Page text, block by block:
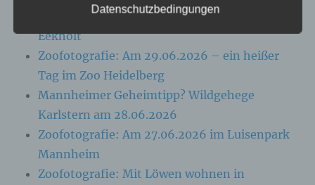
Zoofotografie: Am 13.07.2026 im Wildpark
Eekholt
Zoofotografie: Am 29.06.2026 – ein heißer
Tag im Zoo Heidelberg
Mannheimer Geheimtipp? Wildgehege
Karlstern am 28.06.2026
Zoofotografie: Am 27.06.2026 im Luisenpark
Mannheim
Zoofotografie: Mit Löwen wohnen in
Folgenden „betroffene Person") beziehen. Als
angesehen, die direkt oder indirekt,
insbesondere mittels Zuordnung zu einer
Kennung wie einem Namen, zu einer
Kennnummer, zu Standortdaten, zu einer
Online-Kennung oder zu einem oder mehreren
besonderen Merkmalen, die Ausdruck der
physischen, physiologischen, genetischen,
psychischen, wirtschaftlichen, kulturellen oder
sozialen Identität dieser natürlichen Person
sind, identifiziert werden kann.
Datenschutzbedingungen